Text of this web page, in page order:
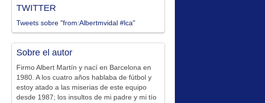
TWITTER
Tweets sobre "from:Albertmvidal #lca"
Sobre el autor
Firmo Albert Martín y nací en Barcelona en
1980. A los cuatro años hablaba de fútbol y
estoy atado a las miserias de este equipo
desde 1987; los insultos de mi padre y mi tío